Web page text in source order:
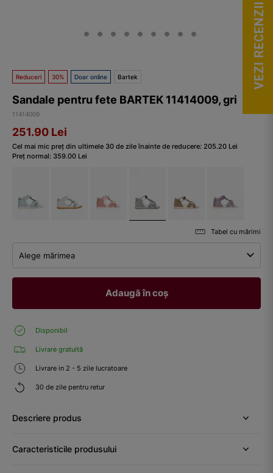
Reduceri 30% Doar online Bartek
Sandale pentru fete BARTEK 11414009, gri
11414009
251.90 Lei
Cel mai mic preț din ultimele 30 de zile înainte de reducere: 205.20 Lei
Preț normal: 359.00 Lei
Tabel cu mărimi
Alege mărimea
Adaugă în coș
Disponibil
Livrare gratuită
Livrare in 2 - 5 zile lucratoare
30 de zile pentru retur
Descriere produs
Caracteristicile produsului
VEZI RECENZII